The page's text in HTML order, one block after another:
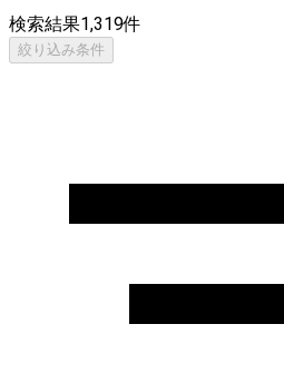
検索結果1,319件
絞り込み条件